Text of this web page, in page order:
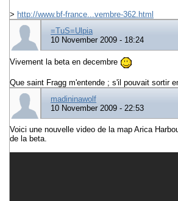
> http://www.bf-france...vembre-362.html
=TuS=Ulpia
10 November 2009 - 18:24
Vivement la beta en decembre
Que saint Fragg m'entende ; s'il pouvait sortir
madininawolf
10 November 2009 - 22:53
Voici une nouvelle video de la map Arica
de la beta.